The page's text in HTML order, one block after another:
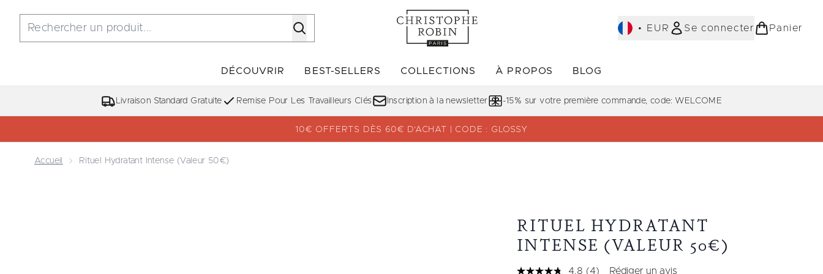
• EUR Se connecter Panier
DÉCOUVRIR
Accédez au sous-menu (DÉCOUVRIR)
BEST-SELLERS
Accédez au sous-menu (BEST-SELLERS)
COLLECTIONS
Accédez au sous-menu (COLLECTIONS)
À PROPOS BLOG
Livraison Standard Gratuite Remise Pour Les Travailleurs Clés Inscription à la newsletter -15% sur votre première commande, code: WELCOME
10€ OFFERTS DÈS 60€ D’ACHAT | CODE : GLOSSY
Accueil Rituel Hydratant Intense (valeur 50€)
RITUEL HYDRATANT
INTENSE (VALEUR 50€)
4.8 (4) Rédiger un avis